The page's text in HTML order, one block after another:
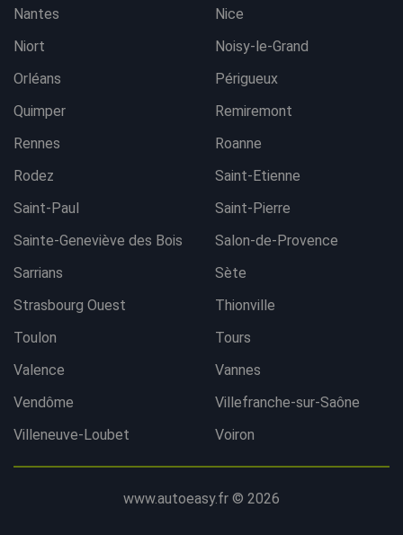
Nantes
Nice
Niort
Noisy-le-Grand
Orléans
Périgueux
Quimper
Remiremont
Rennes
Roanne
Rodez
Saint-Etienne
Saint-Paul
Saint-Pierre
Sainte-Geneviève des Bois
Salon-de-Provence
Sarrians
Sète
Strasbourg Ouest
Thionville
Toulon
Tours
Valence
Vannes
Vendôme
Villefranche-sur-Saône
Villeneuve-Loubet
Voiron
www.autoeasy.fr © 2026